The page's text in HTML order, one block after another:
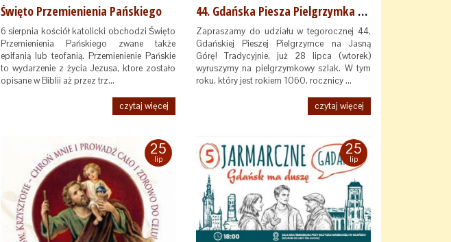
Święto Przemienienia Pańskiego
6 sierpnia kościół katolicki obchodzi Święto
Przemienienia Pańskiego zwane także
epifanią lub teofanią. Przemienienie Pańskie
to wydarzenie z życia Jezusa, ktore zostało
opisane w Biblii aż przez trz…
czytaj więcej
44. Gdańska Piesza Pielgrzymka na Jasną Górę
Zapraszamy do udziału w tegorocznej 44.
Gdańskiej Pieszej Pielgrzymce na Jasną
Górę! Tradycyjnie, już 28 lipca (wtorek)
wyruszymy na pielgrzymkowy szlak. W tym
roku, który jest rokiem 1060. rocznicy …
czytaj więcej
25
lip
25
lip